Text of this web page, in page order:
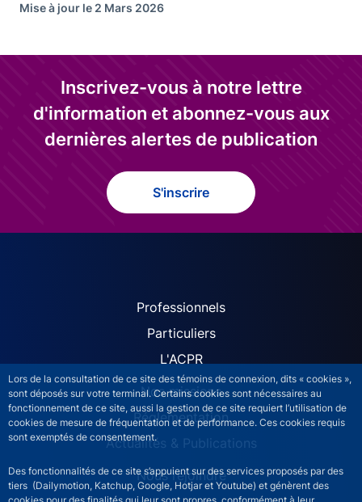
Lors de la consultation de ce site des témoins de connexion, dits « cookies »,
sont déposés sur votre terminal. Certains cookies sont nécessaires au
fonctionnement de ce site, aussi la gestion de ce site requiert l’utilisation de
cookies de mesure de fréquentation et de performance. Ces cookies requis
sont exemptés de consentement.
Des fonctionnalités de ce site s’appuient sur des services proposés par des
tiers (Dailymotion, Katchup, Google, Hotjar et Youtube) et génèrent des
Mise à jour le 2 Mars 2026
Inscrivez-vous à notre lettre
d'information et abonnez-vous aux
dernières alertes de publication
S'inscrire
ACPR site navigation
Professionnels
Particuliers
L'ACPR
Nos missions
Réglementation
Actualités & Publications
Nous rejoindre